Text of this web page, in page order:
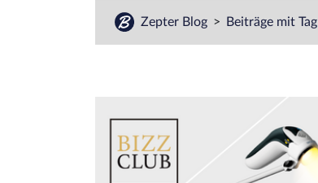
Zepter Blog Beiträge mit Tag